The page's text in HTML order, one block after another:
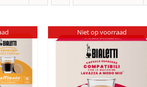
Niet op voorraad
DETAILS